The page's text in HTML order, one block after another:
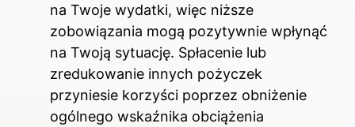
na Twoje wydatki, więc niższe
zobowiązania mogą pozytywnie wpłynąć
na Twoją sytuację. Spłacenie lub
zredukowanie innych pożyczek
przyniesie korzyści poprzez obniżenie
ogólnego wskaźnika obciążenia